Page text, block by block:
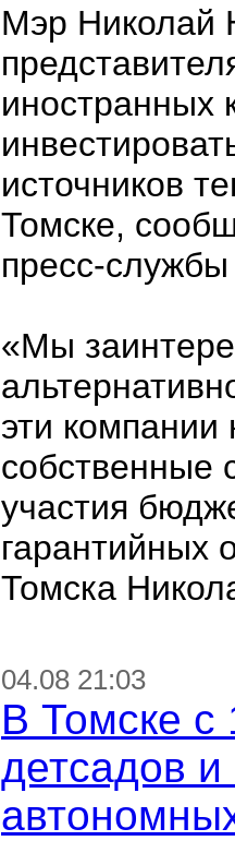
Мэр Николай
иностранных
источников
Томске,
пресс-
«Мы
эти
собственные
участия
гарантийных
Томска
04.08 21:03
В Томске с
детсадов и